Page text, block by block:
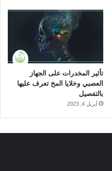
تأثير المخدرات على الجهاز
العصبي وخلايا المخ تعرف عليها
بالتفصيل
أبريل 4, 2023